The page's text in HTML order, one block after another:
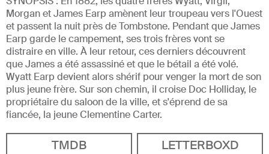
Morgan et James Earp amènent leur troupeau vers l'Ouest
et passent la nuit près de Tombstone. Pendant que James
Earp garde le campement, ses trois frères vont se
distraire en ville. À leur retour, ces derniers découvrent
que James a été assassiné et que le bétail a été volé.
Wyatt Earp devient alors shérif pour venger la mort de son
plus jeune frère. Sur son chemin, il croise Doc Holliday, le
propriétaire du saloon de la ville, et s'éprend de sa
fiancée, la jeune Clementine Carter.
TMDB
LETTERBOXD